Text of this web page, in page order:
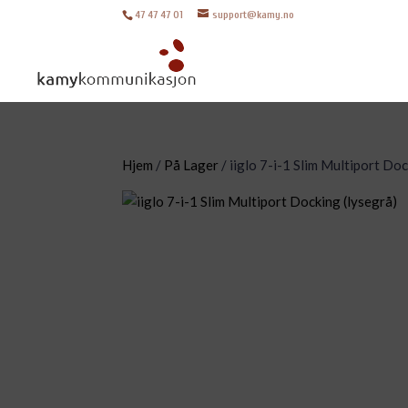
47 47 47 01 support@kamy.no
Hjem / På Lager / iiglo 7-i-1 Slim Multiport